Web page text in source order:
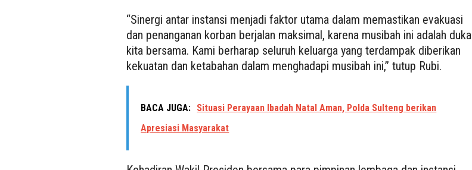
“Sinergi antar instansi menjadi faktor utama dalam memastikan evakuasi
dan penanganan korban berjalan maksimal, karena musibah ini adalah duka
kita bersama. Kami berharap seluruh keluarga yang terdampak diberikan
kekuatan dan ketabahan dalam menghadapi musibah ini,” tutup Rubi.
BACA JUGA: Situasi Perayaan Ibadah Natal Aman, Polda Sulteng berikan
Apresiasi Masyarakat